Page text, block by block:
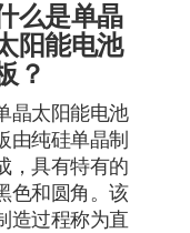
么是单晶
阳能电池
？
晶太阳能电池
由纯硅单晶制
，具有特有的
色和圆角。该
造过程称为直